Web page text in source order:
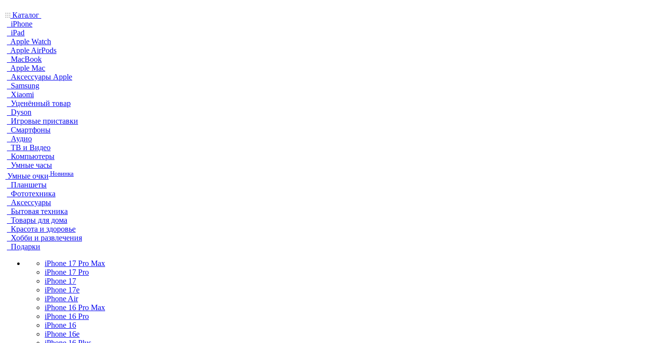
Каталог
iPhone
iPad
Apple Watch
Apple AirPods
MacBook
Apple Mac
Аксессуары Apple
Samsung
Xiaomi
Уценённый товар
Dyson
Игровые приставки
Смартфоны
Аудио
ТВ и Видео
Компьютеры
Умные часы
Умные очки Новинка
Планшеты
Фототехника
Аксессуары
Бытовая техника
Товары для дома
Красота и здоровье
Хобби и развлечения
Подарки
iPhone 17 Pro Max
iPhone 17 Pro
iPhone 17
iPhone 17e
iPhone Air
iPhone 16 Pro Max
iPhone 16 Pro
iPhone 16
iPhone 16e